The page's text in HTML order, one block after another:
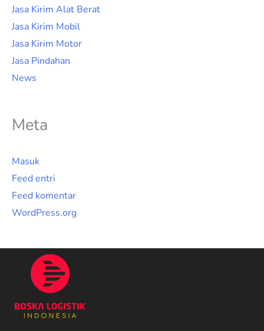
Jasa Kirim Alat Berat
Jasa Kirim Mobil
Jasa Kirim Motor
Jasa Pindahan
News
Meta
Masuk
Feed entri
Feed komentar
WordPress.org